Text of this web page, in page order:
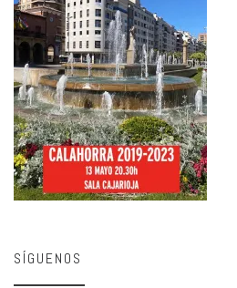
SÍGUENOS